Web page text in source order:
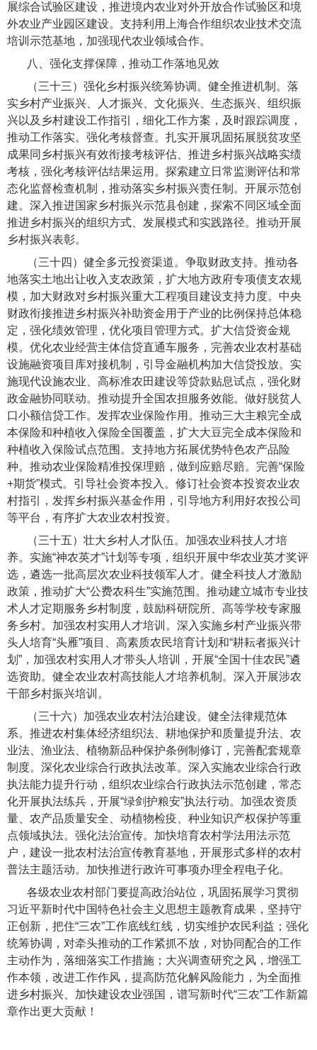
展综合试验区建设，推进境内农业对外开放合作试验区和境
外农业产业园区建设。支持利用上海合作组织农业技术交流
培训示范基地，加强现代农业领域合作。
八、强化支撑保障，推动工作落地见效
（三十三）强化乡村振兴统筹协调。健全推进机制。落
实乡村产业振兴、人才振兴、文化振兴、生态振兴、组织振
兴以及乡村建设工作指引，细化工作方案，及时跟踪调度，
推动工作落实。强化考核督查。扎实开展巩固拓展脱贫攻坚
成果同乡村振兴有效衔接考核评估、推进乡村振兴战略实绩
考核，强化考核评估结果运用。探索建立日常监测评估和常
态化监督检查机制，推动落实乡村振兴责任制。开展示范创
建。深入推进国家乡村振兴示范县创建，探索不同区域全面
推进乡村振兴的组织方式、发展模式和实践路径。推动开展
乡村振兴表彰。
（三十四）健全多元投资渠道。争取财政支持。推动各
地落实土地出让收入支农政策，扩大地方政府专项债支农规
模，加大财政对乡村振兴重大工程项目建设支持力度。中央
财政衔接推进乡村振兴补助资金用于产业的比例保持总体稳
定，强化绩效管理，优化项目管理方式。扩大信贷资金规
模。优化农业经营主体信贷直通车服务，完善农业农村基础
设施融资项目库对接机制，引导金融机构加大信贷投放。实
施现代设施农业、高标准农田建设等贷款贴息试点，强化财
政金融协同联动。推动提升全国农担服务效能。做好脱贫人
口小额信贷工作。发挥农业保险作用。推动三大主粮完全成
本保险和种植收入保险全国覆盖，扩大大豆完全成本保险和
种植收入保险试点范围。支持地方拓展优势特色农产品险
种。推动农业保险精准投保理赔，做到应赔尽赔。完善“保险
+期货”模式。引导社会资本投入。修订社会资本投资农业农
村指引，发挥乡村振兴基金作用，引导地方利用好农投公司
等平台，有序扩大农业农村投资。
（三十五）壮大乡村人才队伍。 加强农业科技人才培
养。实施“神农英才”计划等专项，组织开展中华农业英才奖评
选，遴选一批高层次农业科技领军人才。健全科技人才激励
政策，推动扩大“公费农科生”实施范围。推动建立城市专业技
术人才定期服务乡村制度，鼓励科研院所、高等学校专家服
务乡村。加强农村实用人才培训。深入实施乡村产业振兴带
头人培育“头雁”项目、高素质农民培育计划和“耕耘者振兴计
划”，加强农村实用人才带头人培训，开展“全国十佳农民”遴
选资助。健全农业农村高技能人才培养机制。深入开展涉农
干部乡村振兴培训。
（三十六）加强农业农村法治建设。健全法律规范体
系。推进农村集体经济组织法、耕地保护和质量提升法、农
业法、渔业法、植物新品种保护条例制修订，完善配套规章
制度。深化农业综合行政执法改革。深入实施农业综合行政
执法能力提升行动，组织农业综合行政执法示范创建，常态
化开展执法练兵，开展“绿剑护粮安”执法行动。加强农资质
量、农产品质量安全、动植物检疫、种业知识产权保护等重
点领域执法。强化法治宣传。加快培育农村学法用法示范
户，建设一批农村法治宣传教育基地，开展形式多样的农村
普法主题活动。加快推进行政许可事项办理全程电子化。
各级农业农村部门要提高政治站位，巩固拓展学习贯彻
习近平新时代中国特色社会主义思想主题教育成果，坚持守
正创新，把住“三农”工作底线红线，切实维护农民利益；强化
统筹协调，对牵头推动的工作紧抓不放，对协同配合的工作
主动作为，落细落实工作措施；大兴调查研究之风，增强工
作本领，改进工作作风，提高防范化解风险能力，为全面推
进乡村振兴、加快建设农业强国，谱写新时代“三农”工作新篇
章作出更大贡献！